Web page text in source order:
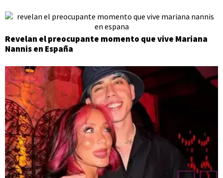
Revelan el preocupante momento que vive Mariana
Nannis en España